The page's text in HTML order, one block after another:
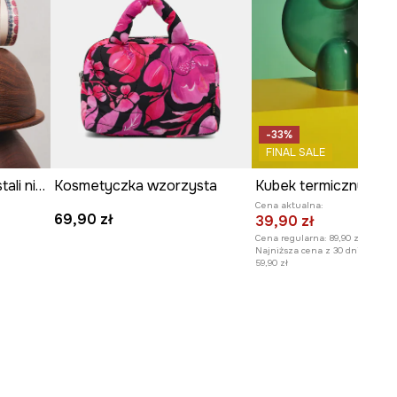
Butelka termiczna ze stali nierdzewnej z kolekcji Ilona Tambor x Medicine Kosmetyczka wzorzysta
69,90 zł
-33%
FINAL SALE
Cena aktualna:
39,90 zł
Cena regularna: 89,90 zł
Najniższa cena z 30 dni przed
59,90 zł